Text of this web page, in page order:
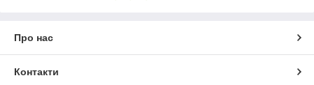
Про нас
Контакти